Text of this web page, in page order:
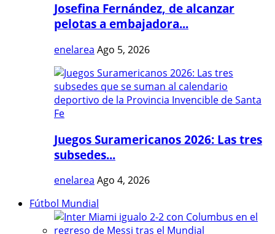
Josefina Fernández, de alcanzar
pelotas a embajadora...
enelarea Ago 5, 2026
Juegos Suramericanos 2026: Las tres
subsedes...
enelarea Ago 4, 2026
Fútbol Mundial